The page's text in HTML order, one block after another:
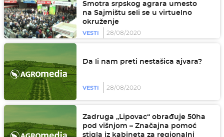
Smotra srpskog agrara umesto
na Sajmištu seli se u virtuelno
okruženje
VESTI
28/08/2020
Da li nam preti nestašica ajvara?
VESTI 28/08/2020
Zadruga „Lipovac“ obrađuje 50ha
pod višnjom – Značajna pomoć
stigla iz kabineta za regionalni